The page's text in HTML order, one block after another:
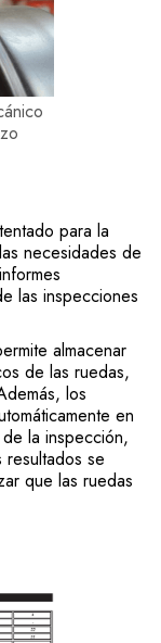
para la
necesidades de
las inspecciones
almacenar
de las ruedas,
los
en
la inspección,
se
que las ruedas